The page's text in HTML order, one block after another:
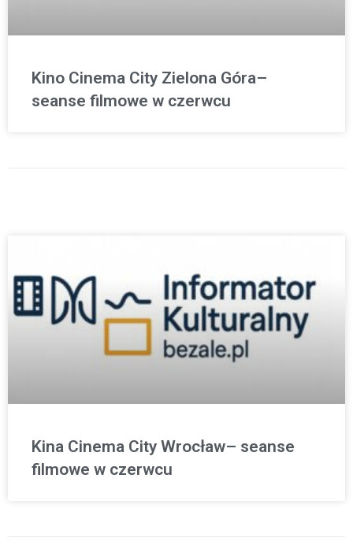
Kino Cinema City Zielona Góra–
seanse filmowe w czerwcu
Kina Cinema City Wrocław– seanse
filmowe w czerwcu